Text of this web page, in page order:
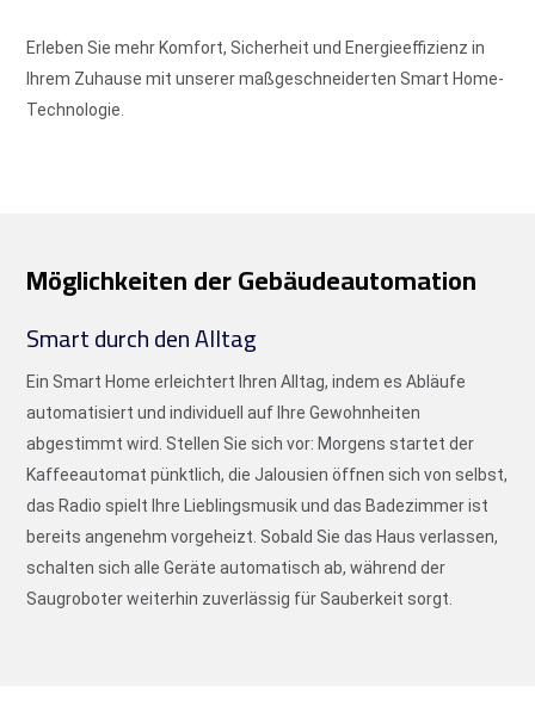
Erleben Sie mehr Komfort, Sicherheit und Energieeffizienz in
Ihrem Zuhause mit unserer maßgeschneiderten Smart Home-
Technologie.
Möglichkeiten der Gebäudeautomation
Smart durch den Alltag
Ein Smart Home erleichtert Ihren Alltag, indem es Abläufe
automatisiert und individuell auf Ihre Gewohnheiten
abgestimmt wird. Stellen Sie sich vor: Morgens startet der
Kaffeeautomat pünktlich, die Jalousien öffnen sich von selbst,
das Radio spielt Ihre Lieblingsmusik und das Badezimmer ist
bereits angenehm vorgeheizt. Sobald Sie das Haus verlassen,
schalten sich alle Geräte automatisch ab, während der
Saugroboter weiterhin zuverlässig für Sauberkeit sorgt.